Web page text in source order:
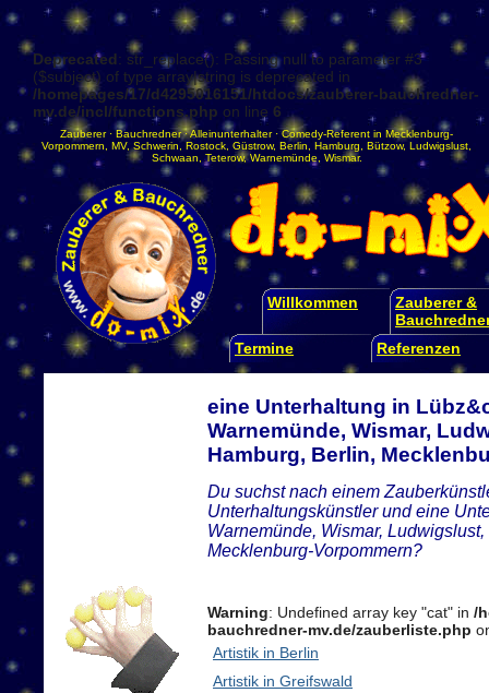
Deprecated: str_replace(): Passing null to parameter #3
($subject) of type array|string is deprecated in
/homepages/17/d4295016151/htdocs/zauberer-bauchredner-
mv.de/incl/functions.php on line 6
Zauberer·Bauchredner·Alleinunterhalter· Comedy-Referent in Mecklenburg-
Vorpommern
MV, Schwerin Rostock Güstrow, Berlin Hamburg Bützow, Ludwigslust
Schwaan ,Teterow,Warnemünde Wismar.
Willkommen
Zauberer &
Termine
Referenzen
eine Unterhaltung in
Warnemünde, Wismar,
Hamburg, Berlin,
Du suchst nach einem
Unterhaltungskünstler und eine
Warnemünde, Wismar,
Mecklenburg-Vorpommern?
Warning: Undefined array key "cat" in /
bauchredner-mv.de/zauberliste.php
Artistik in Berlin
Artistik in Greifswald